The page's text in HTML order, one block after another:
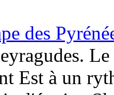
des
Est à un